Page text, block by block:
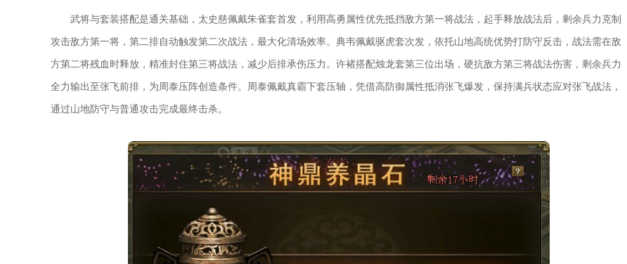
武将与套装搭配是通关基础，太史慈佩戴朱雀套首发，利用高勇属性优先抵挡敌方第一将战法，起手释放战法后，剩余兵力克制
攻击敌方第一将，第二排自动触发第二次战法，最大化清场效率。典韦佩戴驱虎套次发，依托山地高统优势打防守反击，战法需在敌
方第二将残血时释放，精准封住第三将战法，减少后排承伤压力。许褚搭配烛龙套第三位出场，硬抗敌方第三将战法伤害，剩余兵力
全力输出至张飞前排，为周泰压阵创造条件。周泰佩戴真霸下套压轴，凭借高防御属性抵消张飞爆发，保持满兵状态应对张飞战法，
通过山地防守与普通攻击完成最终击杀。